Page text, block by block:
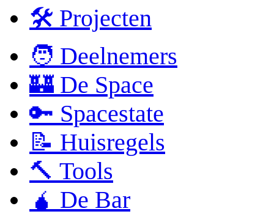
🛠 Projecten
🧑 Deelnemers
🏰 De Space
🔑 Spacestate
📝 Huisregels
🔨 Tools
🧉 De Bar